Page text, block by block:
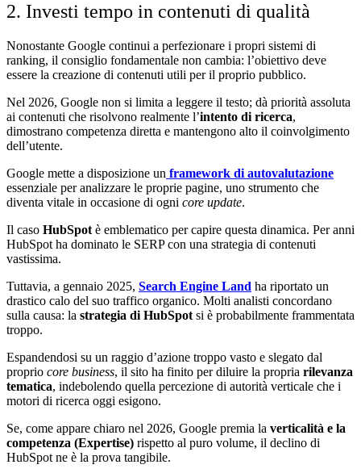
2. Investi tempo in contenuti di qualità
Nonostante Google continui a perfezionare i propri sistemi di
ranking, il consiglio fondamentale non cambia: l’obiettivo deve
essere la creazione di contenuti utili per il proprio pubblico.
Nel 2026, Google non si limita a leggere il testo; dà priorità assoluta
ai contenuti che risolvono realmente l’intento di ricerca,
dimostrano competenza diretta e mantengono alto il coinvolgimento
dell’utente.
Google mette a disposizione un framework di autovalutazione
essenziale per analizzare le proprie pagine, uno strumento che
diventa vitale in occasione di ogni core update.
Il caso HubSpot è emblematico per capire questa dinamica. Per anni
HubSpot ha dominato le SERP con una strategia di contenuti
vastissima.
Tuttavia, a gennaio 2025, Search Engine Land ha riportato un
drastico calo del suo traffico organico. Molti analisti concordano
sulla causa: la strategia di HubSpot si è probabilmente frammentata
troppo.
Espandendosi su un raggio d’azione troppo vasto e slegato dal
proprio core business, il sito ha finito per diluire la propria rilevanza
tematica, indebolendo quella percezione di autorità verticale che i
motori di ricerca oggi esigono.
Se, come appare chiaro nel 2026, Google premia la verticalità e la
competenza (Expertise) rispetto al puro volume, il declino di
HubSpot ne è la prova tangibile.